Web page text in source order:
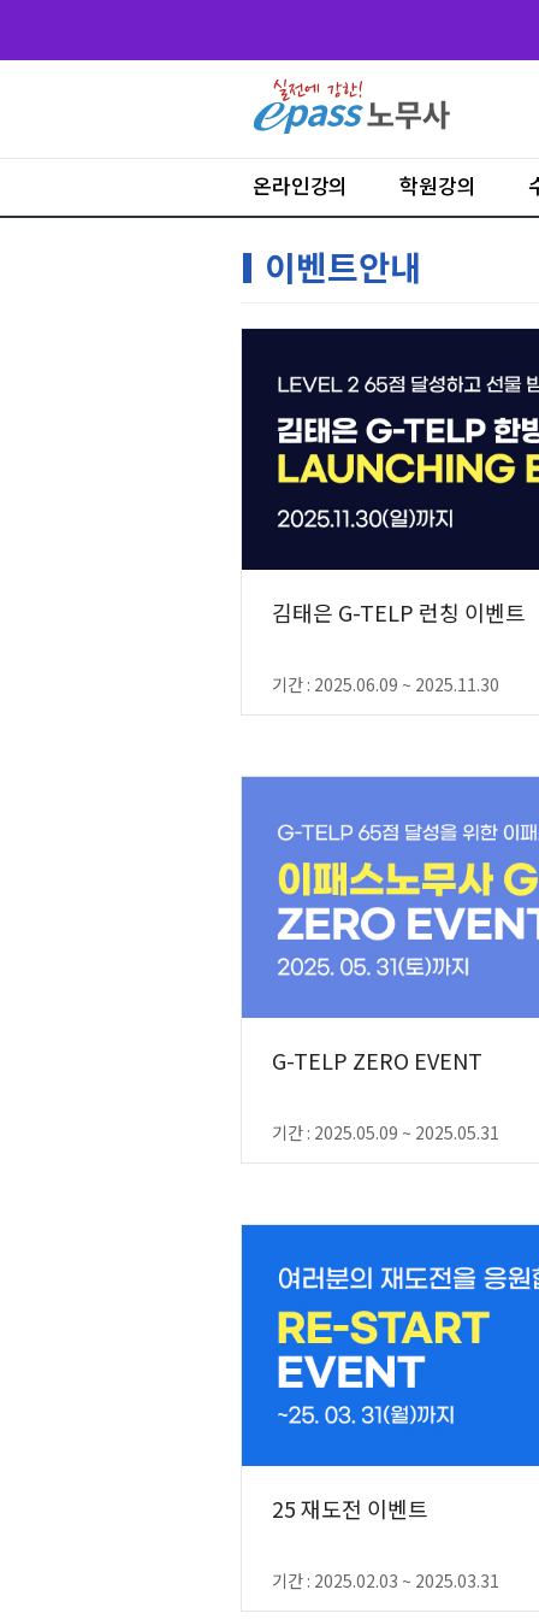
온라인강의 학원강의
이벤트안내
김태은 G-TELP 런칭 이벤트
기간 : 2025.06.09 ~ 2025.11.30
G-TELP ZERO EVENT
기간 : 2025.05.09 ~ 2025.05.31
25 재도전 이벤트
기간 : 2025.02.03 ~ 2025.03.31